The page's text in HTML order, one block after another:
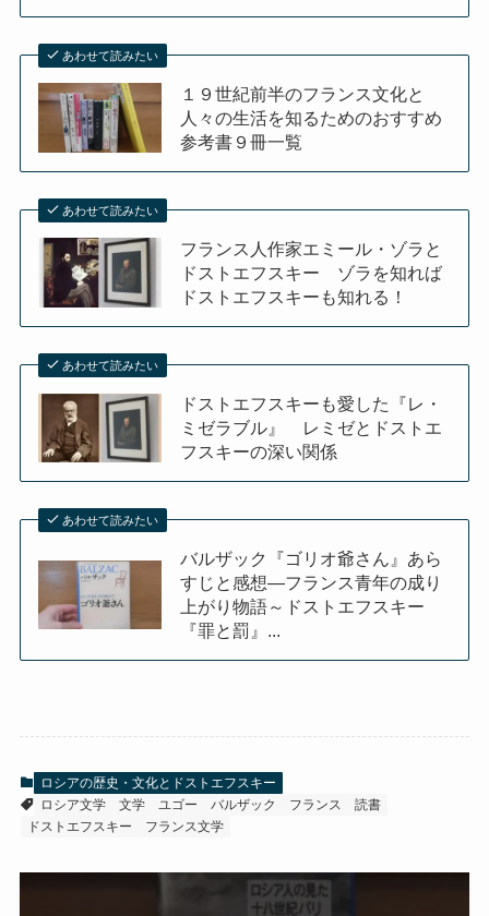
あわせて読みたい
１９世紀前半のフランス文化と
人々の生活を知るためのおすすめ
参考書９冊一覧
あわせて読みたい
フランス人作家エミール・ゾラと
ドストエフスキー ゾラを知れば
ドストエフスキーも知れる！
あわせて読みたい
ドストエフスキーも愛した『レ・
ミゼラブル』 レミゼとドストエ
フスキーの深い関係
あわせて読みたい
バルザック『ゴリオ爺さん』あら
すじと感想―フランス青年の成り
上がり物語～ドストエフスキー
『罪と罰』...
ロシアの歴史・文化とドストエフスキー
ロシア文学
文学 ユゴー バルザック フランス
読書
ドストエフスキー
フランス文学